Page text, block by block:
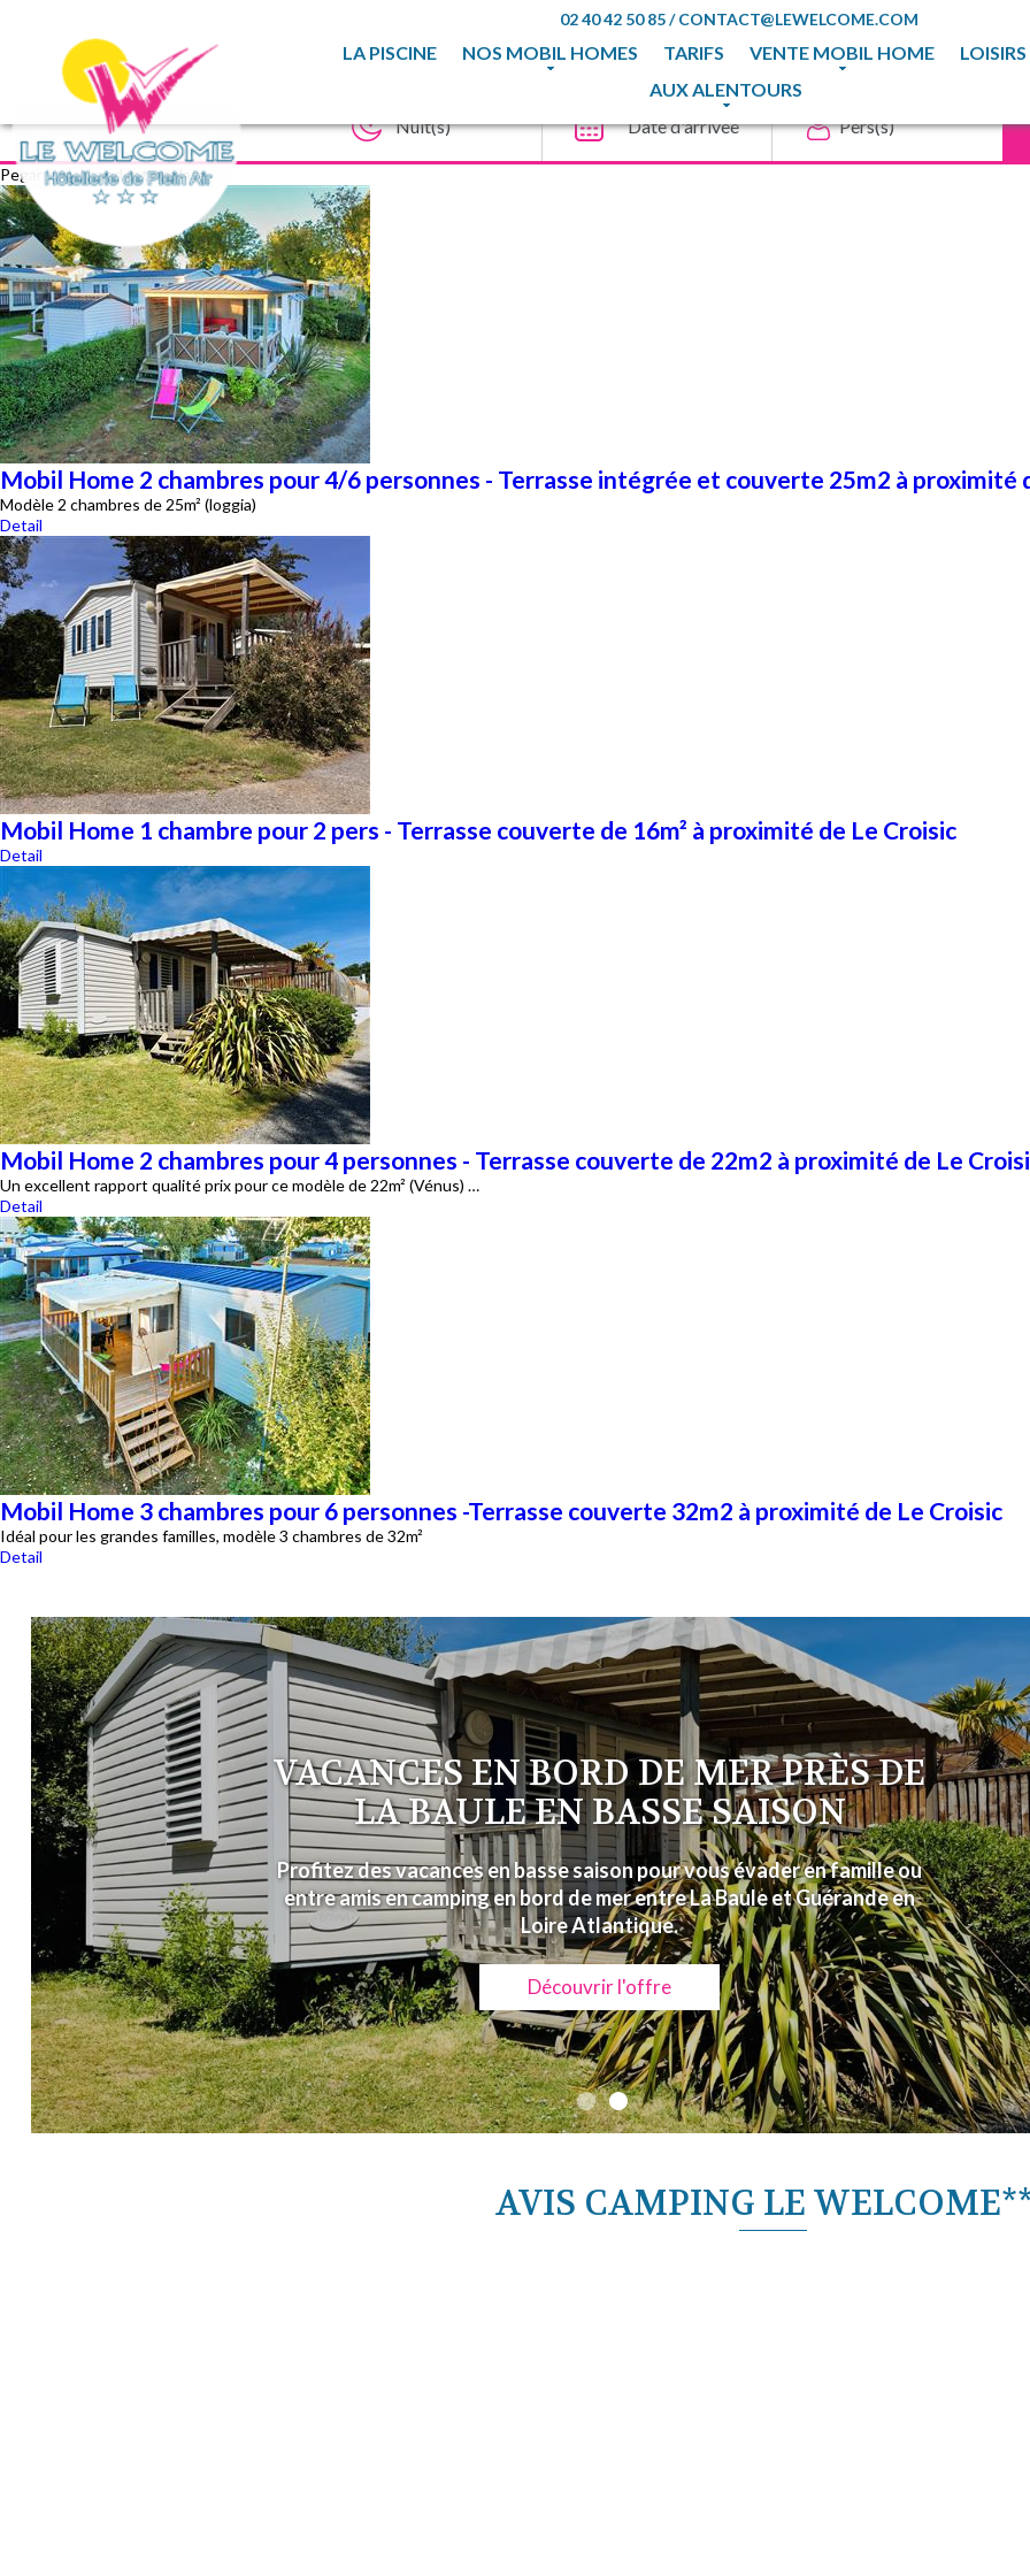
02 40 42 50 85/CONTACT@LEWELCOME.COM
LA PISCINE NOS MOBIL HOMES TARIFS VENTE MOBIL HOME
LOISIRS
AUX ALENTOURS
Pegar lo del haeder template
Mobil Home 2 chambres pour 4/6 personnes - Terrasse intégrée et couverte 25m2 à proximité
Modèle 2 chambres de 25m² (loggia)
Detail
Mobil Home 1 chambre pour 2 pers - Terrasse couverte de 16m² à proximité de Le Croisic
Detail
Mobil Home 2 chambres pour 4 personnes - Terrasse couverte de 22m2 à proximité de Le
Un excellent rapport qualité prix pour ce modèle de 22m² (Vénus) …
Detail
Mobil Home 3 chambres pour 6 personnes -Terrasse couverte 32m2 à proximité de Le Croisic
Idéal pour les grandes familles, modèle 3 chambres de 32m²
Detail
VACANCES EN BORD DE MER PRÈS DE
LA BAULE EN BASSE SAISON
Profitez des vacances en basse saison pour vous évader en famille ou
entre amis en camping en bord de mer entre La Baule et Guérande en
Loire Atlantique.
Découvrir l'offre
AVIS CAMPING LE